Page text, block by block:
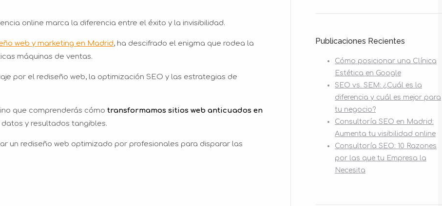
online marca la diferencia entre el éxito y la invisibilidad.
web y marketing en Madrid, ha descifrado el enigma que rodea la
máquinas de ventas.
por el rediseño web, la optimización SEO y las estrategias de
que comprenderás cómo transformamos sitios web anticuados en
y resultados tangibles.
un rediseño web optimizado por profesionales para disparar las
Publicaciones Recientes
Cómo posicionar una Clínica
Estética en Google
SEO vs. SEM: ¿Cuál es la
diferencia y cuál es mejor para
tu negocio?
Consultoría SEO en Madrid:
Aumenta tu visibilidad online
Consultoría SEO: 10 Razones
por las que tu Empresa la
Necesita